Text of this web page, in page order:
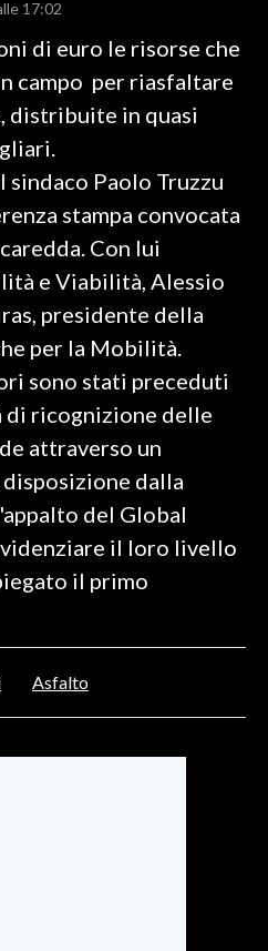
17:02
di euro le risorse che
campo per riasfaltare
distribuite in quasi
sindaco Paolo Truzzu
stampa convocata
Con lui
e Viabilità, Alessio
presidente della
per la Mobilità.
sono stati preceduti
di ricognizione delle
attraverso un
disposizione dalla
del Global
il loro livello
il primo
Asfalto